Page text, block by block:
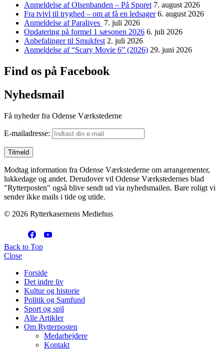
Anmeldelse af Olsenbanden – På Sporet 7. august 2026
Fra tvivl til tryghed – om at få en ledsager 6. august 2026
Anmeldelse af Paralives 7. juli 2026
Opdatering på formel 1 sæsonen 2026 6. juli 2026
Anbefalinger til Smukfest 2. juli 2026
Anmeldelse af “Scary Movie 6” (2026) 29. juni 2026
Find os på Facebook
Nyhedsmail
Få nyheder fra Odense Værkstederne
E-mailadresse:
Modtag information fra Odense Værkstederne om arrangementer,
lukkedage og andet. Derudover vil Odense Værkstedernes blad
"Rytterposten" også blive sendt ud via nyhedsmailen. Bare roligt vi
sender ikke mails i tide og utide.
© 2026 Rytterkasernens Mediehus
Back to Top
Close
Forside
Det indre liv
Kultur og historie
Politik og Samfund
Sport og spil
Alle Artikler
Om Rytterposten
Medarbejdere
Kontakt